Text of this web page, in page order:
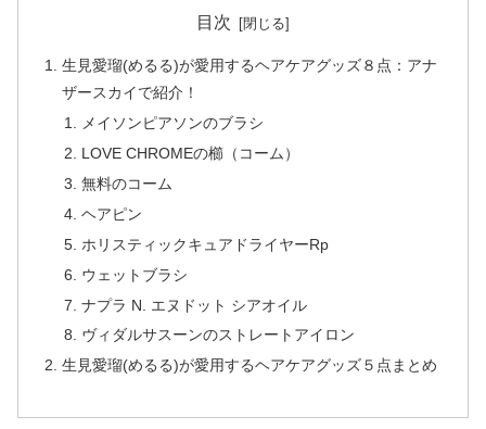
目次
生見愛瑠(めるる)が愛用するヘアケアグッズ８点：アナ
ザースカイで紹介！
メイソンピアソンのブラシ
LOVE CHROMEの櫛（コーム）
無料のコーム
ヘアピン
ホリスティックキュアドライヤーRp
ウェットブラシ
ナプラ N. エヌドット シアオイル
ヴィダルサスーンのストレートアイロン
生見愛瑠(めるる)が愛用するヘアケアグッズ５点まとめ